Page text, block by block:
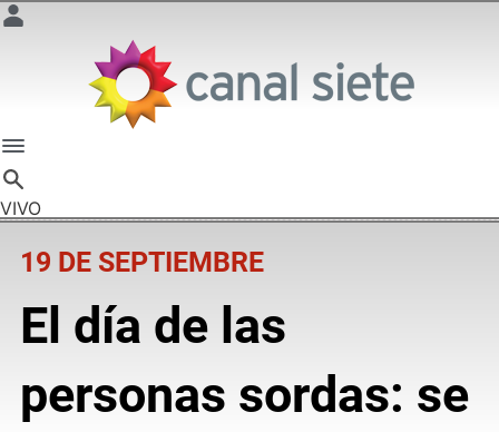
VIVO
19 DE SEPTIEMBRE
El día de las
personas sordas: se